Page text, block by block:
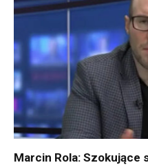
Marcin Rola: Szokujące